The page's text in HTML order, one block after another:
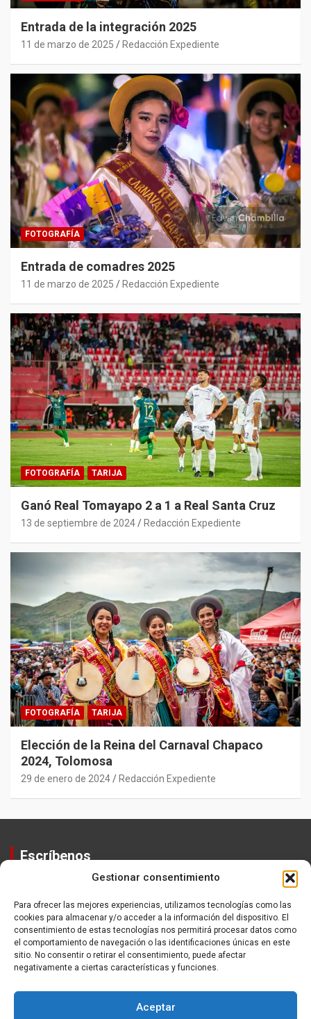
Gestionar consentimiento
Para ofrecer las mejores experiencias, utilizamos tecnologías como las
cookies para almacenar y/o acceder a la información del dispositivo. El
consentimiento de estas tecnologías nos permitirá procesar datos como
el comportamiento de navegación o las identificaciones únicas en este
sitio. No consentir o retirar el consentimiento, puede afectar
negativamente a ciertas características y funciones.
Aceptar
Entrada de la integración 2025
11 de marzo de 2025 Redacción Expediente
FOTOGRAFÍA
Entrada de comadres 2025
11 de marzo de 2025 Redacción Expediente
FOTOGRAFÍA TARIJA
Ganó Real Tomayapo 2 a 1 a Real Santa Cruz
13 de septiembre de 2024 Redacción Expediente
FOTOGRAFÍA TARIJA
Elección de la Reina del Carnaval Chapaco
2024, Tolomosa
29 de enero de 2024 Redacción Expediente
Escríbenos
Equipo
Política de Privacidad
Expediente Política de Privacidad